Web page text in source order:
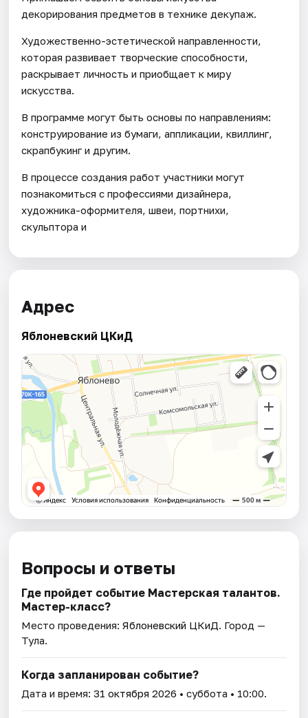
декорирования предметов в технике декупаж.
Художественно-эстетической направленности,
которая развивает творческие способности,
раскрывает личность и приобщает к миру
искусства.
В программе могут быть основы по направлениям:
конструирование из бумаги, аппликации, квиллинг,
скрапбукинг и другим.
В процессе создания работ участники могут
познакомиться с профессиями дизайнера,
художника-оформителя, швеи, портнихи,
скульптора и
Адрес
Яблоневский ЦКиД
Вопросы и ответы
Где пройдет событие Мастерская талантов.
Мастер-класс?
Место проведения:Яблоневский ЦКиД. Город —
Тула.
Когда запланирован событие?
Дата и время:31 октября 2026 • суббота • 10:00.